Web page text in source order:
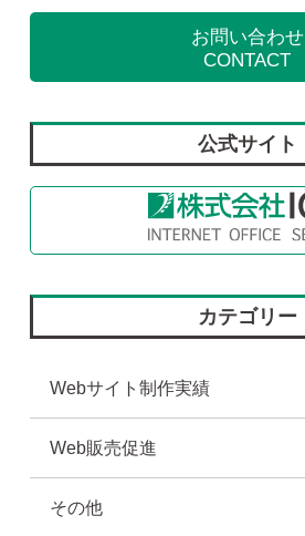
お問い合わせ
CONTACT
公式サイト
カテゴリー
Webサイト制作実績
Web販売促進
その他